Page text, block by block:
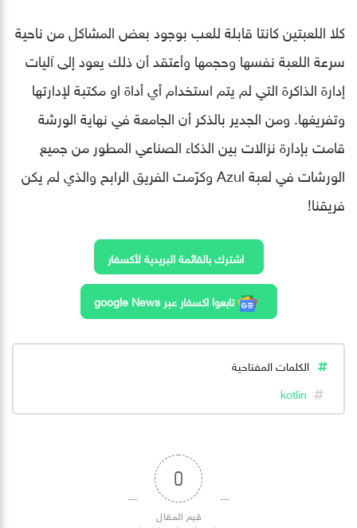
كلا اللعبتين كانتا قابلة للعب بوجود بعض المشاكل من ناحية
سرعة اللعبة نفسها وحجمها وأعتقد أن ذلك يعود إلى آليات
إدارة الذاكرة التي لم يتم استخدام أي أداة او مكتبة لإدارتها
وتفريغها. ومن الجدير بالذكر أن الجامعة في نهاية الورشة
قامت بإدارة نزالات بين الذكاء الصناعي المطور من جميع
الورشات في لعبة Azul وكرّمت الفريق الرابح والذي لم يكن
فريقنا!
اشترك بالقائمة البريدية لأكسفار
تابعوا اكسفار عبر google News
الكلمات المفتاحية
kotlin
0
قيم المقال